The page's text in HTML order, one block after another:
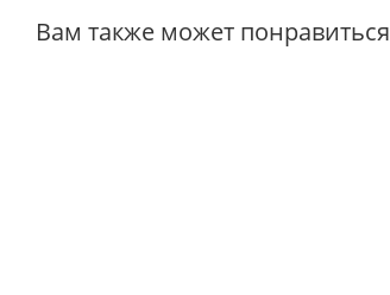
Вам также может понравиться